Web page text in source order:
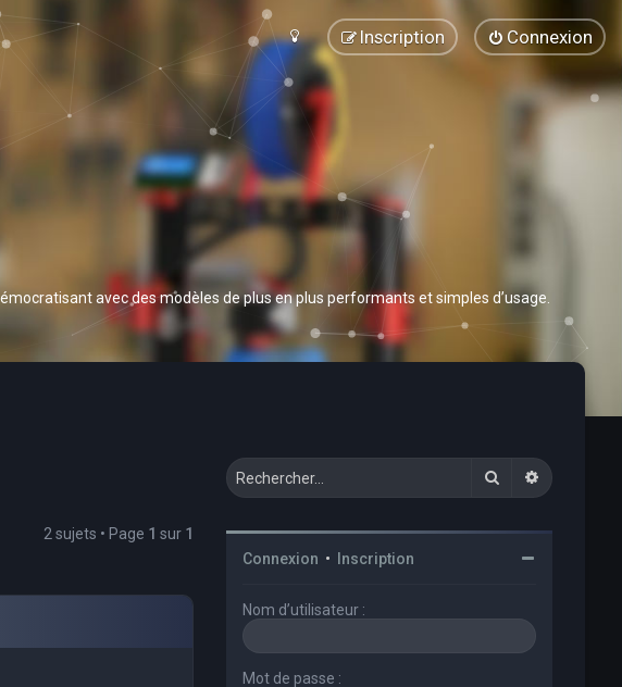
Connexion
Inscription
avec des modèles de plus en plus performants et simples d’usage.
2 sujets • Page 1 sur 1
Rechercher
Connexion • Inscription
Nom d’utilisateur :
Mot de passe :